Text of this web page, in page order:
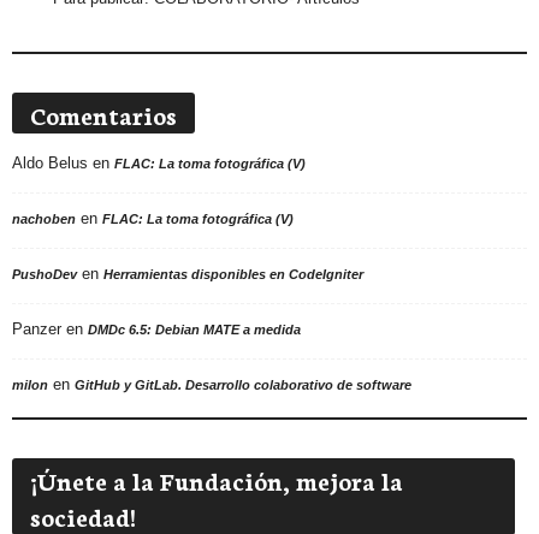
Comentarios
Aldo Belus en FLAC: La toma fotográfica (V)
nachoben en FLAC: La toma fotográfica (V)
PushoDeven Herramientas disponibles en CodeIgniter
Panzer en DMDc 6.5: Debian MATE a medida
milon en GitHub y GitLab. Desarrollo colaborativo de software
¡Únete a la Fundación, mejora la
sociedad!